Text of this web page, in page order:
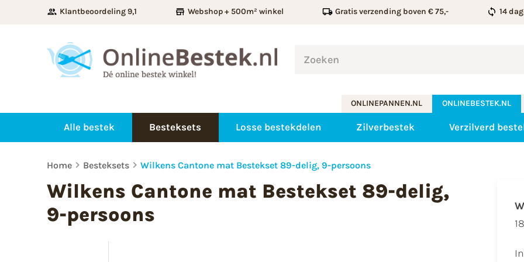
Klantbeoordeling 9,1 Webshop + 500m² winkel Gratis verzending boven € 75,- 14
ONLINEPANNEN.NL ONLINEBESTEK.NL
Alle bestek Besteksets Losse bestekdelen Zilverbestek Verzilverd
Home Besteksets Wilkens Cantone mat Bestekset 89-delig, 9-persoons
Wilkens Cantone mat Bestekset 89-delig,
9-persoons